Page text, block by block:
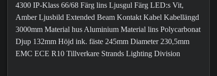
4300 IP-Klass 66/68 Färg lins Ljusgul Färg LED:s Vit,
Amber Ljusbild Extended Beam Kontakt Kabel Kabellängd
3000mm Material hus Aluminium Material lins Polycarbonat
Djup 132mm Höjd ink. fäste 245mm Diameter 230,5mm
EMC ECE R10 Tillverkare Strands Lighting Division